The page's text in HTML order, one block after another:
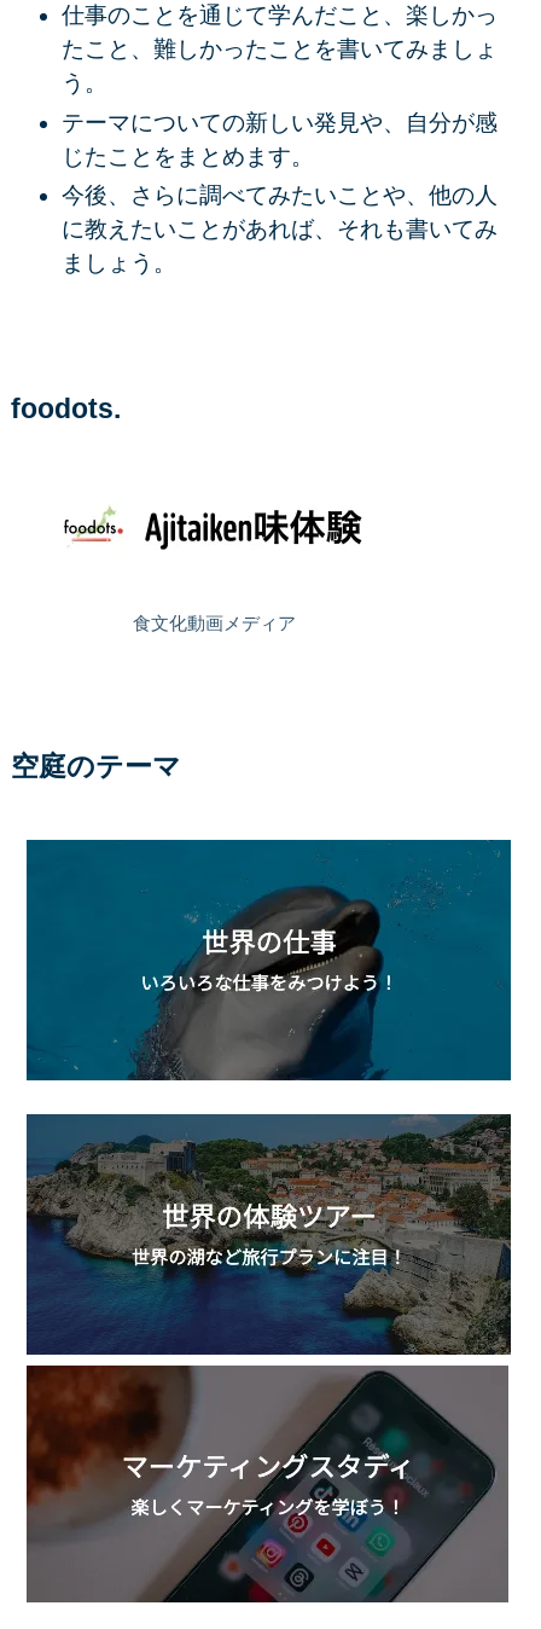
仕事のことを通じて学んだこと、楽しかっ
たこと、難しかったことを書いてみましょ
う。
テーマについての新しい発見や、自分が感
じたことをまとめます。
今後、さらに調べてみたいことや、他の人
に教えたいことがあれば、それも書いてみ
ましょう。
foodots.
食文化動画メディア
空庭のテーマ